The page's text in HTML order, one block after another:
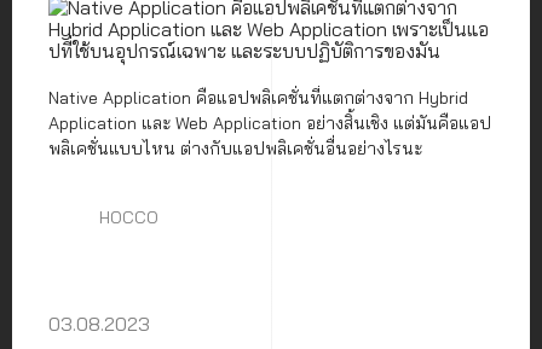
Native Application คือแอปพลิเคชั่นที่แตกต่างจาก Hybrid
Application และ Web Application อย่างสิ้นเชิง แต่มันคือแอป
พลิเคชั่นแบบไหน ต่างกับแอปพลิเคชั่นอื่นอย่างไรนะ
HOCCO
03.08.2023